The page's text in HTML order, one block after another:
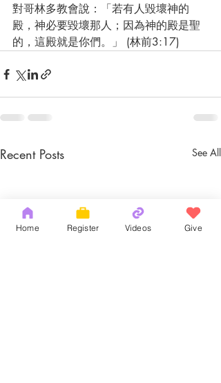
對哥林多教會說：「若有人毀壞神的
殿，神必要毀壞那人；因為神的殿是聖
的，這殿就是你們。」 (林前3:17)
Recent Posts See All
Home Register Videos Give